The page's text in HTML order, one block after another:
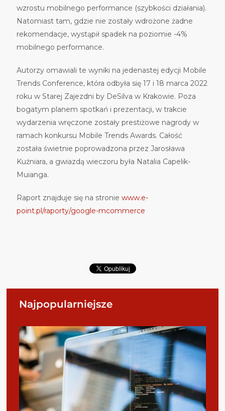
wzrostu mobilnego performance (szybkości działania).
Natomiast tam, gdzie nie zostały wdrożone żadne
rekomendacje, wystąpił spadek na poziomie -4%
mobilnego performance.
Autorzy omawiali te wyniki na jedenastej edycji Mobile
Trends Conference, która odbyła się 17 i 18 marca 2022
roku w Starej Zajezdni by DeSilva w Krakowie. Poza
bogatym planem spotkań i prezentacji, w trakcie
wydarzenia wręczone zostały prestiżowe nagrody w
ramach konkursu Mobile Trends Awards. Całość
została świetnie poprowadzona przez Jarosława
Kuźniara, a gwiazdą wieczoru była Natalia Capelik-
Muianga.
Raport znajduje się na stronie www.e-
point.pl/raporty/google-mcommerce
Najpopularniejsze